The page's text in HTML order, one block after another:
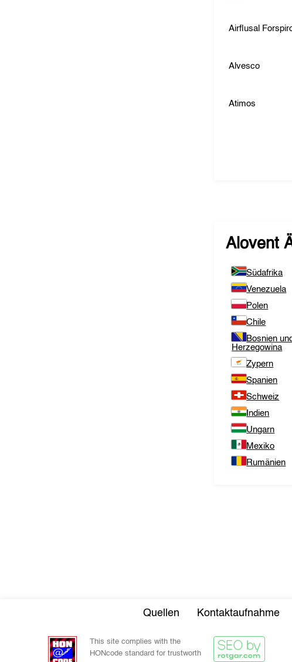
Airflusal
Alvesco
Atimos
Alovent
Südafrika
Venezuela
Polen
Chile
Bosnien
Herzegowina
Zypern
Spanien
Schweiz
Indien
Ungarn
Mexiko
Rumänien
Quellen Kontaktaufnahme
This site complies with the
HONcode standard for trustworth